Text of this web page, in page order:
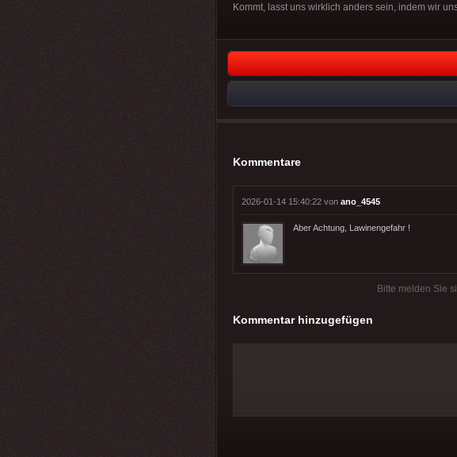
Kommt, lasst uns wirklich anders sein, indem wir
Kommentare
2026-01-14 15:40:22 von ano_4545
Aber Achtung, Lawinengefahr !
Bitte melden Sie
Kommentar hinzugefügen